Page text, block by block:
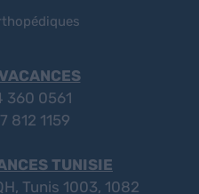
360 0561
812 1159
TUNISIE
Tunis 1003, 1082